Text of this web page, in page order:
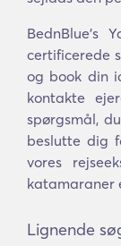
BednBlue's
certificerede
og book din
kontakte
spørgsmål,
beslutte dig
vores
katamaraner
Lignende